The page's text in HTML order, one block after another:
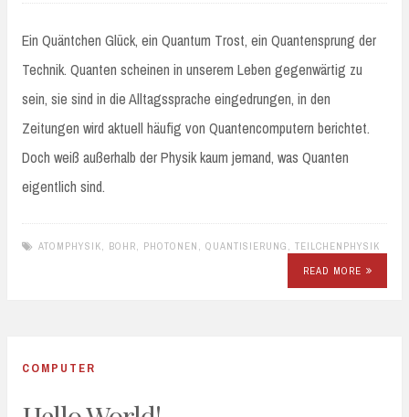
Ein Quäntchen Glück, ein Quantum Trost, ein Quantensprung der
Technik. Quanten scheinen in unserem Leben gegenwärtig zu
sein, sie sind in die Alltagssprache eingedrungen, in den
Zeitungen wird aktuell häufig von Quantencomputern berichtet.
Doch weiß außerhalb der Physik kaum jemand, was Quanten
eigentlich sind.
ATOMPHYSIK, BOHR, PHOTONEN , QUANTISIERUNG , TEILCHENPHYSIK
READ MORE
COMPUTER